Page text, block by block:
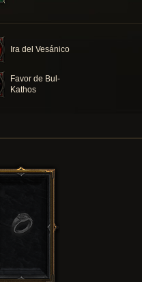
Ira del Vesánico
Favor de Bul-
Kathos